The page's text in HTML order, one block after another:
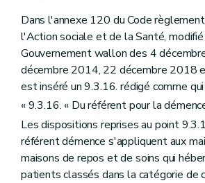
Dans l'annexe 120 du Code
l'Action sociale et de la Santé,
Gouvernement wallon des 4
décembre 2014, 22 décembre 2018
est inséré un 9.3.16. rédigé comme
« 9.3.16. « Du référent pour la
Les dispositions reprises au point
référent démence s'appliquent aux
maisons de repos et de soins qui
patients classés dans la catégorie de